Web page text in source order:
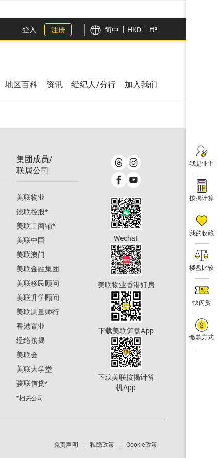
登入 注册 简中 HKD ft²
我是业主
按揭计算
我的收藏
楼盘比较
快闪赏
缴款方式
地区百科 资讯 经纪人/分行 加入我们
集团成员/
联属公司
美联物业
鋑联控股*
美联工商铺*
美联中国
美联澳门
美联金融集团
美联移民顾问
美联升学顾问
美联测量师行
香港置业
经络按揭
美联会
美联大学堂
骏联信贷*
*相关公司
Wechat
美联物业香港好房
下载美联笋盘App
下载美联按揭计算
机App
免责声明 私隐政策 Cookie政策